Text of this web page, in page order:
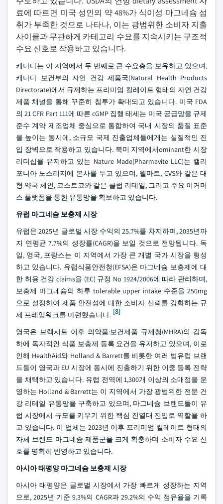
료에 따르면 미국 성인의 약 48%가 식이성 마그네슘 섭
취가 부족한 것으로 나타나, 이는 광범위한 소비자 지출
사이클과 무관하게 카테고리 수요를 지속시키는 구조적
수요 신호로 작용하고 있습니다.
캐나다는 이 지역에서 두 번째로 큰 수요층을 보유하고 있으며,
캐나다 보건부의 자연 건강 제품국(Natural Health Products
Directorate)에서 규제하는 프리미엄 킬레이트 형태의 자연 건강
제품 채널을 통해 꾸준히 침투가 확대되고 있습니다. 미국 FDA
의 21 CFR Part 111에 따른 cGMP 집행 태세는 미국 공급망을 규제
준수 계약 제조업체 중심으로 통합하여 국내 시장의 품질 표준
을 높이는 동시에, 소규모 국제 진출업체들에게는 실질적인 진
입 장벽으로 작용하고 있습니다. 북미 지역에서ominant한 시장
리더십을 유지하고 있는 Nature Made(Pharmavite LLC)는 캘리
포니아 노스리지에 본사를 두고 있으며, 월마트, CVS와 같은 대
형 약국 체인, 코스트코와 같은 클럽 리테일, 그리고 주요 이커머
스 플랫폼을 통한 유통망을 확보하고 있습니다.
유럽 마그네슘 보충제 시장
유럽은 2025년 글로벌 시장 수익의 25.7%를 차지하며, 2035년까
지 연평균 7.7%의 성장률(CAGR)을 보일 것으로 전망됩니다. 독
일, 영국, 프랑스는 이 지역에서 가장 큰 개별 국가 시장을 형성
하고 있습니다. 유럽식품안전청(EFSA)은 마그네슘 보충제에 대
한 허용 건강 claims을 (EC) 규정 No 1924/2006에 따라 관리하며,
보충제 마그네슘의 하루 tolerable upper intake 수준을 250mg
으로 설정하여 제품 안전성에 대한 소비자 신뢰를 강화하는 규
제 프레임워크를 마련했습니다. [8]
영국은 브렉시트 이후 의약품·보건제품 규제청(MHRA)의 감독
하에 독자적인 식품 보충제 등록 요건을 유지하고 있으며, 이로
인해 HealthAid와 Holland & Barrett를 비롯한 여러 범유럽 브랜
드들이 영국과 EU 시장에 동시에 진출하기 위한 이중 등록 전략
을 채택하고 있습니다. 유럽 전역에 1,300개 이상의 소매점을 운
영하는 Holland & Barrett는 이 지역에서 가장 광범위한 전문 건
강 리테일 유통망을 구축하고 있으며, 마그네슘 브랜드들이 유
럽 시장에서 규모를 키우기 위한 핵심 진열대 진입로 역할을 하
고 있습니다. 이 업체는 2023년 이후 프리미엄 킬레이트 형태의
자체 브랜드 마그네슘 제품군을 크게 확충하며 소비자 수요 신
호를 명확히 반영하고 있습니다.
아시아 태평양 마그네슘 보충제 시장
아시아 태평양은 글로벌 시장에서 가장 빠르게 성장하는 지역
으로, 2025년 기준 9.3%의 CAGR과 29.2%의 수익 점유율을 기록